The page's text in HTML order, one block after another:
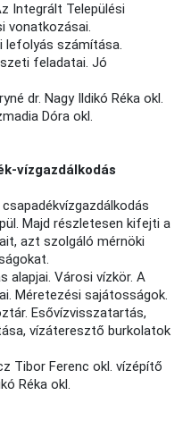
Integrált Települési
vonatkozásai.
lefolyás számítása.
feladatai. Jó
dr. Nagy Ildikó Réka okl.
Dóra okl.
vízgazdálkodás
Majd részletesen kifejti a
azt szolgáló mérnöki
alapjai. Városi vízkör. A
Méretezési sajátosságok.
Esővízvisszatartás,
vízáteresztő burkolatok
Tibor Ferenc okl. vízépítő
Réka okl.